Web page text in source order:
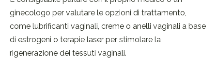
ginecologo per valutare le opzioni di trattamento,
come lubrificanti vaginali, creme o anelli vaginali a base
di estrogeni o terapie laser per stimolare la
rigenerazione dei tessuti vaginali.